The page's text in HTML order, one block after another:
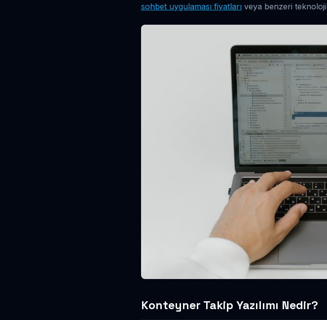
sohbet uygulaması fiyatları veya benzeri
Konteyner Takip Yazılımı Nedir?